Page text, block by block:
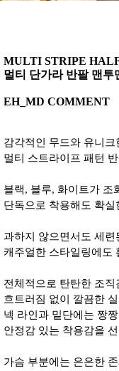
MULTI STRIPE
멀티 단가라 반팔 맨투
EH_MD COMMENT
감각적인 무드와 유니크
멀티 스트라이프 패턴
블랙, 블루, 화이트가 조
단독으로 착용해도 확
과하지 않으면서도 세련
캐주얼한 스타일링에도
전체적으로 탄탄한 조
흐트러짐 없이 깔끔한
넥 라인과 밑단에는 짱
안정감 있는 착용감을
가슴 부분에는 은은한